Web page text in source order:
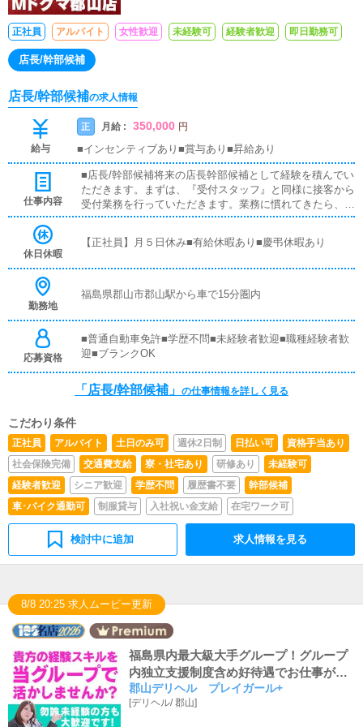
正社員 アルバイト 女性歓迎 未経験可 経験者歓迎 即日勤務可
店長/幹部候補
店長/幹部候補の求人情報
給与
正 月給 : 350,000 円
■インセンティブあり■賞与あり■昇給あり
仕事内容
■店長/幹部候補将来の店長幹部候補として経験を積んでい
ただきます。まずは、『受付スタッフ』と同様に接客から
受付業務を行っていただきます。業務に慣れてきたら、
『キャストの管理』や『経営に関わる業務』を順に覚えて
い店舗の運営をお任せします。■キャスト管理お店で働い
イスを行っていただきます。■PC更新業務ヘブンネットな
きます。キャストの出勤情報やイベント、求人ブログの作
成となります。基本的にはボタンを押すだけや、ブログの
更新時に簡単に文字が入力出来れば問題ありません。PC
休日休暇
【正社員】月５日休み■有給休暇あり■慶弔休暇あり
勤務地
福島県郡山市郡山駅から車で15分圏内
応募資格
■普通自動車免許■学歴不問■未経験者歓迎■職種経験者歓
迎■ブランクOK
「店長/幹部候補」 の仕事情報を詳しく見る
こだわり条件
正社員 アルバイト 土日のみ可 週休2日制 日払い可
資格手当あり
社会保険完備
交通費支給 寮・社宅あり 研修あり
未経験可
経験者歓迎
シニア歓迎 学歴不問 履歴書不要
幹部候補
車･バイク通勤可
制服貸与 入社祝い金支給 在宅ワーク可
検討中に追加 求人情報を見る
8/8 20:25 求人ムービー更新
福島県内最大級大手グループ！グループ
内独立支援制度含め好待遇でお仕事が可
能です！歩合制度有・社員登用制度有！
ほぼ全員が未経験からのスタートですの
郡山デリヘル プレイガール+
[デリヘル/郡山]